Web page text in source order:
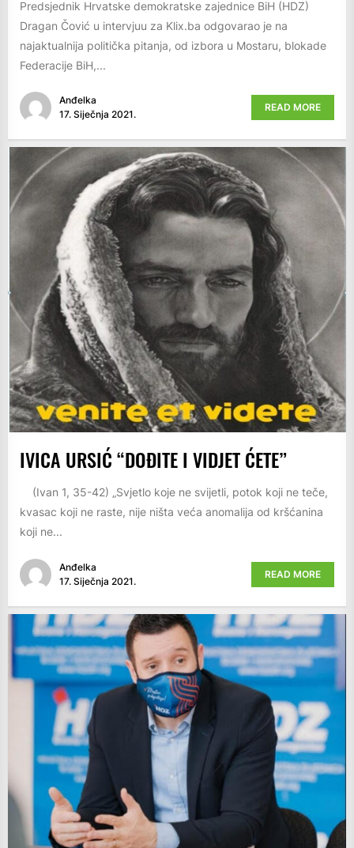
Predsjednik Hrvatske demokratske zajednice BiH (HDZ)
Dragan Čović u intervjuu za Klix.ba odgovarao je na
najaktualnija politička pitanja, od izbora u Mostaru, blokade
Federacije BiH,...
Anđelka
17. Siječnja 2021.
READ MORE
IVICA URSIĆ “DOĐITE I VIDJET ĆETE”
(Ivan 1, 35-42) „Svjetlo koje ne svijetli, potok koji ne teče,
kvasac koji ne raste, nije ništa veća anomalija od kršćanina
koji ne...
Anđelka
17. Siječnja 2021.
READ MORE